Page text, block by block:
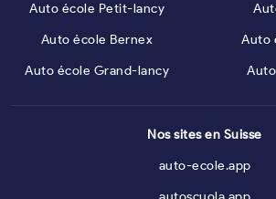
Auto école Petit-lancy
Auto école Bernex
Auto école Grand-lancy
Auto
Nos sites en Suisse
auto-ecole.app